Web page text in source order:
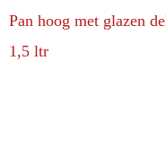
Pan hoog met glazen
1,5 ltr